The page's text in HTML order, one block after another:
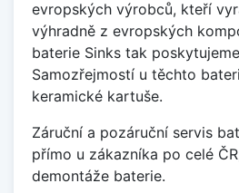
evropských výrobců, kteří
výhradně z evropských
baterie Sinks tak
Samozřejmostí u těchto
keramické kartuše.
Záruční a pozáruční servis
přímo u zákazníka po celé
demontáže baterie.